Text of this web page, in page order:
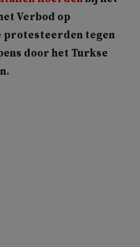
Verbod op
protesteerden tegen
door het Turkse